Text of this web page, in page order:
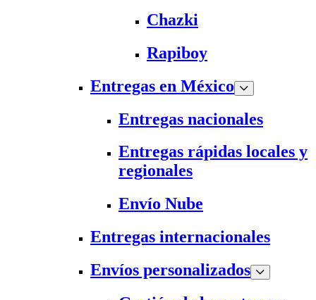
Chazki
Rapiboy
Entregas en México
Entregas nacionales
Entregas rápidas locales y
regionales
Envío Nube
Entregas internacionales
Envíos personalizados